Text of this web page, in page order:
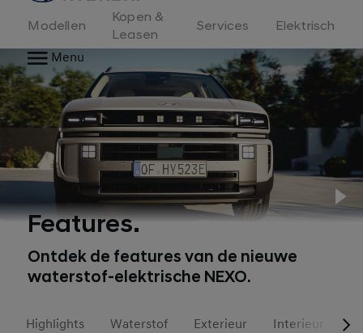
Modellen
Kopen &
Leasen
Services
Elektrisch
Menu
Features.
Ontdek de features van de nieuwe
waterstof-elektrische NEXO.
Highlights Waterstof Exterieur Interieur